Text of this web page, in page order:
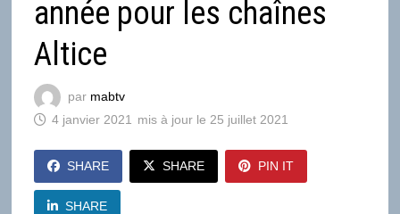
année pour les chaînes
Altice
par mabtv
4 janvier 2021
25 juillet 2021
SHARE SHARE PIN IT
SHARE